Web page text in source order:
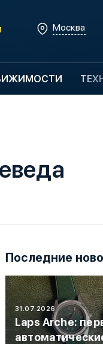
Москва
Последние
31.07.2026
Laps Arche: